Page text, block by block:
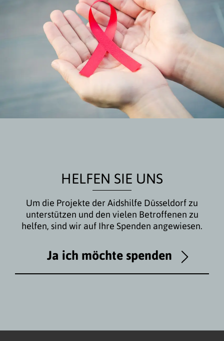
HELFEN SIE UNS
Um die Projekte der Aidshilfe Düsseldorf zu
unterstützen und den vielen Betroffenen zu
helfen, sind wir auf Ihre Spenden angewiesen.
Ja ich möchte spenden